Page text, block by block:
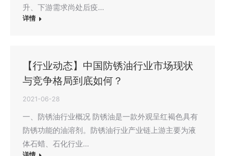
升、下游需求尚处后疫…
详情
【行业动态】中国防锈油行业市场现状
与竞争格局到底如何？
2021-06-28
一、防锈油行业概况 防锈油是一款外观呈红褐色具有
防锈功能的油溶剂。防锈油行业产业链上游主要为液
体石蜡、石化行业…